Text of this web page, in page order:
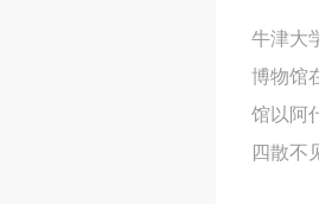
牛津大
博物馆
馆以阿
四散不